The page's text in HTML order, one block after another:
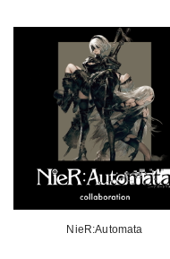
NieR:Automata